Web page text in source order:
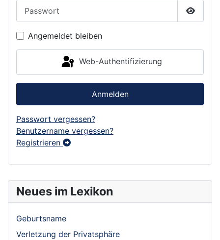
Neues im Lexikon
Geburtsname
Verletzung der Privatsphäre
Angemeldet bleiben
Web-Authentifizierung
Anmelden
Passwort vergessen?
Benutzername vergessen?
Registrieren